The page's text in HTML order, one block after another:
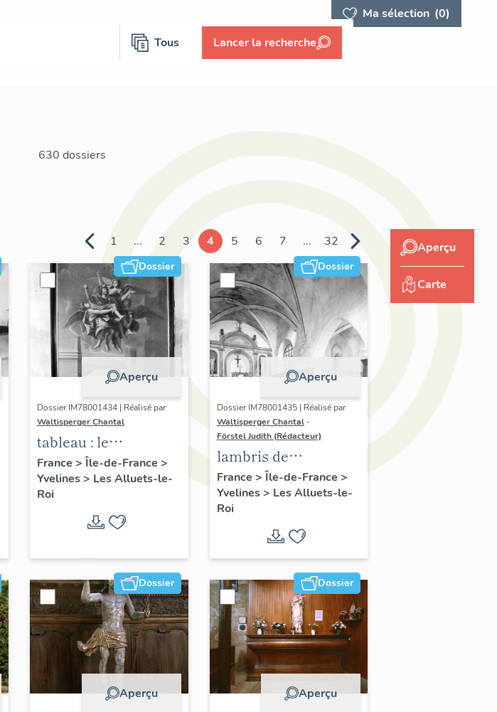
Ma sélection (0)
Tous Lancer la recherche
630 dossiers
1 ... 2 3 4 5 6 7 ... 32
Dossier
Aperçu
Dossier IM78001434 | Réalisé par
Waltisperger Chantal
tableau : le
ravissement de saint
Paul
France > Île-de-France >
Yvelines> Les Alluets-le-
Roi
Dossier
Aperçu
Dossier IM78001435 | Réalisé par
Waltisperger Chantal -
Förstel Judith (Rédacteur)
lambris de
revêtement
France > Île-de-France >
Yvelines> Les Alluets-le-
Roi
Dossier
Aperçu
Dossier
Aperçu
Aperçu
Carte